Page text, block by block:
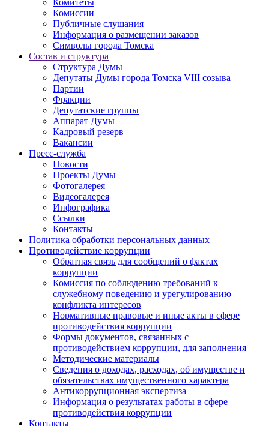
Комиссии
Публичные слушания
Информация о размещении заказов
Символы города Томска
Состав и структура
Структура Думы
Депутаты Думы города Томска VIII созыва
Партии
Фракции
Депутатские группы
Аппарат Думы
Кадровый резерв
Вакансии
Пресс-служба
Новости
Проекты Думы
Фотогалерея
Видеогалерея
Инфографика
Ссылки
Контакты
Политика обработки персональных данных
Прoтивoдeйствие кoрpупции
Обратная связь для сообщений о фактах
коррупции
Комиссия по соблюдению требований к
служебному поведению и урегулированию
конфликта интересов
Нормативные правовые и иные акты в сфере
противодействия коррупции
Формы документов, связанных с
противодействием коррупции, для заполнения
Методические материалы
Сведения о доходах, расходах, об имуществе и
обязательствах имущественного характера
Антикоррупционная экспертиза
Информация о результатах работы в сфере
противодействия коррупции
Контакты